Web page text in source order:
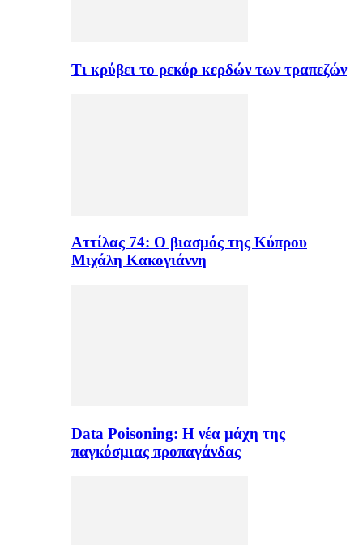
Τι κρύβει το ρεκόρ κερδών των τραπεζών
Αττίλας 74: Ο βιασμός της Κύπρου
Μιχάλη Κακογιάννη
Data Poisoning: Η νέα μάχη της
παγκόσμιας προπαγάνδας